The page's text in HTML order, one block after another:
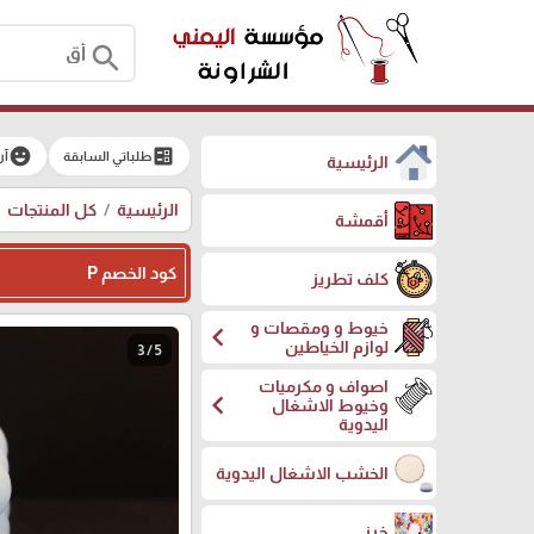
search
الرئيسية
أقمشة
كلف تطريز
خيوط و ومقصات و
لوازم الخياطين
chevron_left
اصواف و مكرميات
وخيوط الاشغال
اليدوية
chevron_left
الخشب الاشغال اليدوية
ballotطلباتي السابقة emoji_emotions
الرئيسية كل المنتجات
كود الخصم P
3 / 5